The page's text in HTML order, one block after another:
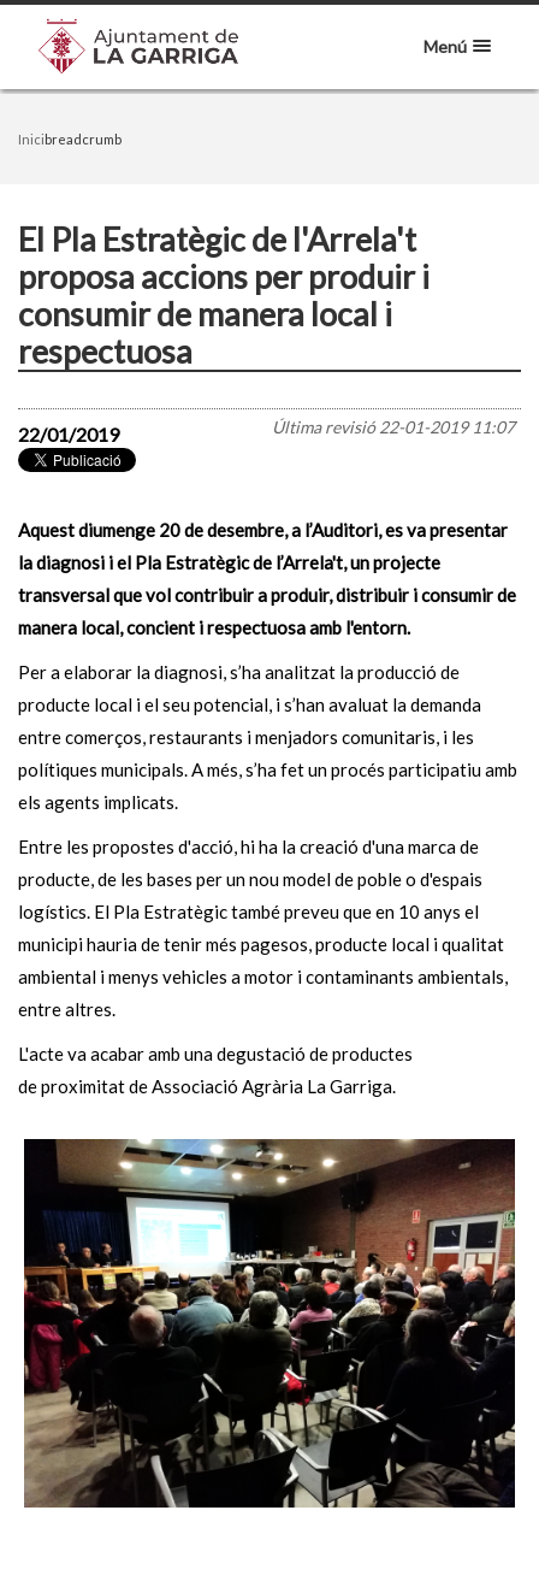
Menú
Inicibreadcrumb
El Pla Estratègic de l'Arrela't
proposa accions per produir i
consumir de manera local i
respectuosa
Última revisió22-01-2019 11:07
22/01/2019
Aquest diumenge 20 de desembre, a l’Auditori, es va presentar
la diagnosi i el Pla Estratègic de l’Arrela't, un projecte
transversal que vol contribuir a produir, distribuir i consumir de
manera local, concient i respectuosa amb l'entorn.
Per a elaborar la diagnosi, s’ha analitzat la producció de
producte local i el seu potencial, i s’han avaluat la demanda
entre comerços, restaurants i menjadors comunitaris, i les
polítiques municipals. A més, s’ha fet un procés participatiu amb
els agents implicats.
Entre les propostes d'acció, hi ha la creació d'una marca de
producte, de les bases per un nou model de poble o d'espais
logístics. El Pla Estratègic també preveu que en 10 anys el
municipi hauria de tenir més pagesos, producte local i qualitat
ambiental i menys vehicles a motor i contaminants ambientals,
entre altres.
L'acte va acabar amb una degustació de productes
deproximitat deAssociació Agrària La Garriga.